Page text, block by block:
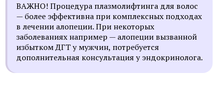
ВАЖНО! Процедура плазмолифтинга для волос
— более эффективна при комплексных подходах
в лечении алопеции. При некоторых
заболеваниях например — алопеции вызванной
избытком ДГТ у мужчин, потребуется
дополнительная консультация у эндокринолога.